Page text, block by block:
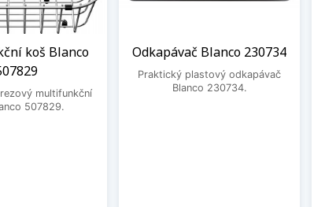
koš Blanco
multifunkční
507829.
Odkapávač Blanco 230734
Praktický plastový odkapávač
Blanco 230734.